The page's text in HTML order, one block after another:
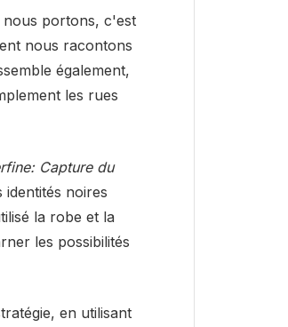
nous portons, c'est
nous racontons
également,
les rues
Capture du
noires
la robe et la
les possibilités
en utilisant